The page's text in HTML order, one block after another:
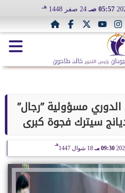
05:57 صـ 24 صفر 1448 هـ
رئيس التحرير خالد طاحون
مسؤولية ”رجال”
سيترك فجوة كبرى
09:30 مـ 18 شوال 1447
هـ